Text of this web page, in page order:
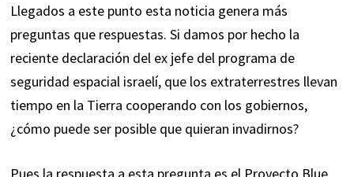
Llegados a este punto esta noticia genera más
preguntas que respuestas. Si damos por hecho la
reciente declaración del ex jefe del programa de
seguridad espacial israelí, que los extraterrestres llevan
tiempo en la Tierra cooperando con los gobiernos,
¿cómo puede ser posible que quieran invadirnos?
Pues la respuesta a esta pregunta es el Proyecto Blue